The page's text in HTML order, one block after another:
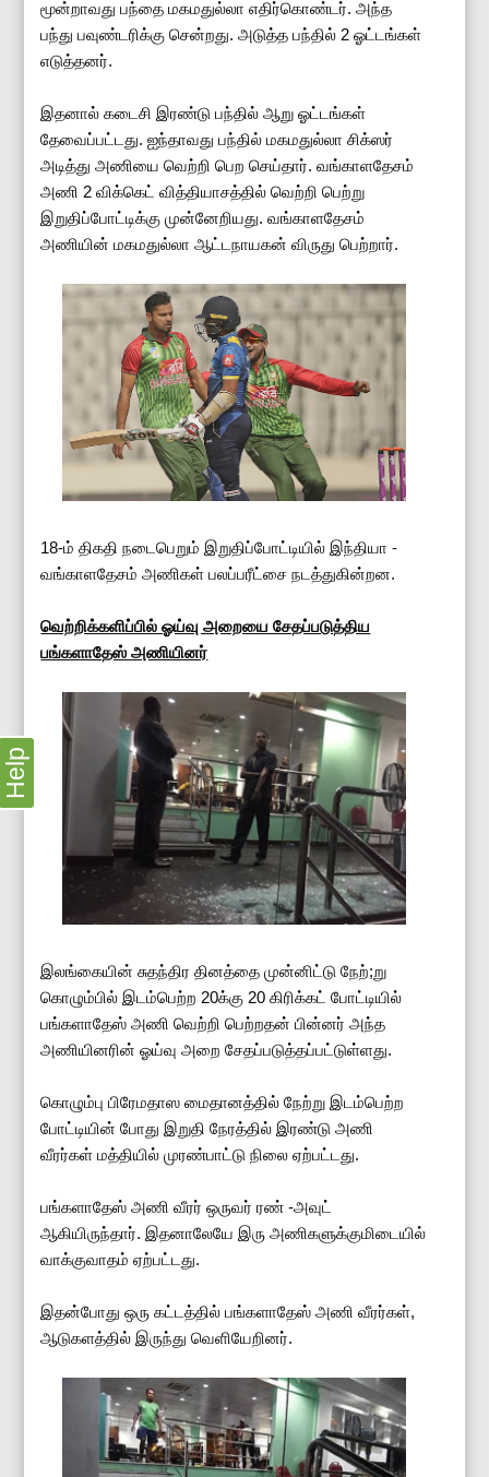
மூன்றாவது பந்தை மகமதுல்லா எதிர்கொண்டர். அந்த
பந்து பவுண்டரிக்கு சென்றது. அடுத்த பந்தில் 2 ஓட்டங்கள்
எடுத்தனர்.
இதனால் கடைசி இரண்டு பந்தில் ஆறு ஓட்டங்கள்
தேவைப்பட்டது. ஐந்தாவது பந்தில் மகமதுல்லா சிக்ஸர்
அடித்து அணியை வெற்றி பெற செய்தார். வங்காளதேசம்
அணி 2 விக்கெட் வித்தியாசத்தில் வெற்றி பெற்று
இறுதிப்போட்டிக்கு முன்னேறியது. வங்காளதேசம்
அணியின் மகமதுல்லா ஆட்டநாயகன் விருது பெற்றார்.
18-ம் திகதி நடைபெறும் இறுதிப்போட்டியில் இந்தியா -
வங்காளதேசம் அணிகள் பலப்பரீட்சை நடத்துகின்றன.
வெற்றிக்களிப்பில் ஓய்வு அறையை சேதப்படுத்திய
பங்களாதேஸ் அணியினர்
இலங்கையின் சுதந்திர தினத்தை முன்னிட்டு நேற்;று
கொழும்பில் இடம்பெற்ற 20க்கு 20 கிரிக்கட் போட்டியில்
பங்களாதேஸ் அணி வெற்றி பெற்றதன் பின்னர் அந்த
அணியினரின் ஓய்வு அறை சேதப்படுத்தப்பட்டுள்ளது.
கொழும்பு பிரேமதாஸ மைதானத்தில் நேற்று இடம்பெற்ற
போட்டியின் போது இறுதி நேரத்தில் இரண்டு அணி
வீரர்கள் மத்தியில் முரண்பாட்டு நிலை ஏற்பட்டது.
பங்களாதேஸ் அணி வீரர் ஒருவர் ரண் -அவுட்
ஆகியிருந்தார். இதனாலேயே இரு அணிகளுக்குமிடையில்
வாக்குவாதம் ஏற்பட்டது.
இதன்போது ஒரு கட்டத்தில் பங்களாதேஸ் அணி வீரர்கள்,
ஆடுகளத்தில் இருந்து வெளியேறினர்.
Help